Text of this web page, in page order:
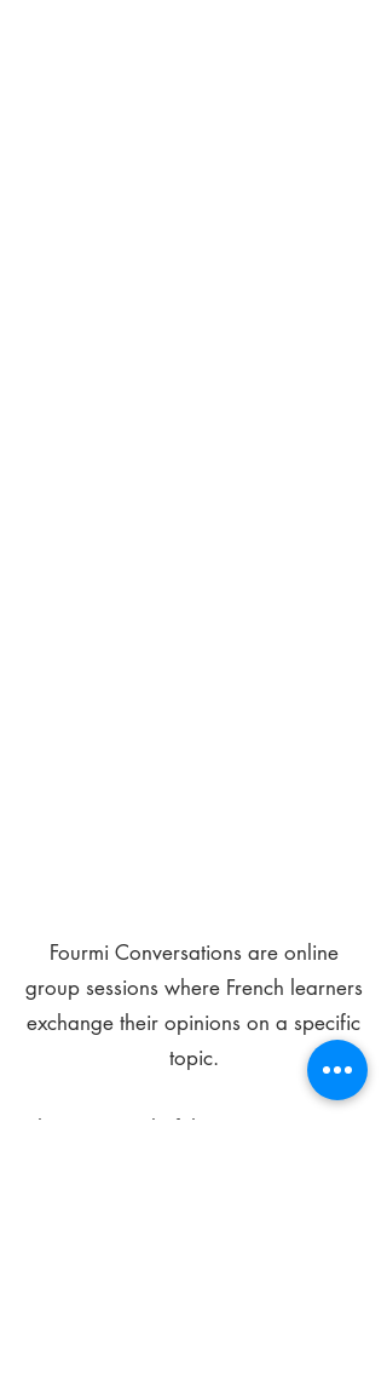
Fourmi Conversations are online
group sessions where French learners
exchange their opinions on a specific
topic.
The main goal of these meetings is to